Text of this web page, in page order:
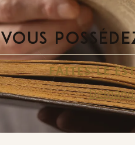
VOUS
FAITES-LE